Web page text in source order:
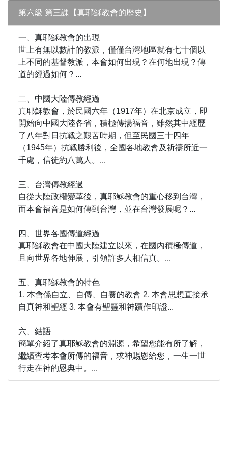
第六級 第三課【真耶穌教會的歷史】
一、真耶穌教會的出現
世上有無以數計的教派，僅僅台灣地區就有七十個以
上不同的基督教派，本會如何出現？在何地出現？傳
道的經過如何？...
二、中國大陸傳教經過
真耶穌教會，於民國六年（1917年）在北京成立，即
開始向中國大陸各省，積極傳揚福音，雖然其中經歷
了八年對日抗戰之艱苦時期，但至民國三十四年
（1945年）抗戰勝利後，全國各地教會及祈禱所近一
千處，信徒約八萬人。...
三、台灣傳教經過
自從大陸政權變革後，真耶穌教會的重心移到台灣，
而本會福音是如何傳到台灣，並在台灣發展呢？...
四、世界各國傳道經過
真耶穌教會在中國大陸建立以來，在國內積極傳道，
且向世界各地伸展，引領許多人相信真。...
五、真耶穌教會的特色
1. 本會係自立、自傳、自養的教會 2. 本會思想直接承
自真神和聖經 3. 本會有聖靈和神蹟作印證...
六、結語
簡單介紹了真耶穌教會的淵源，希望您能有所了解，
繼續查考本會所傳的福音，求神賜恩給您，一生一世
行走在神的恩典中。...